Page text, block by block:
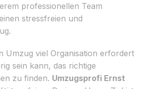
professionellen Team
stressfreien und
Umzug viel Organisation erfordert
sein kann, das richtige
zu finden. Umzugsprofi Ernst